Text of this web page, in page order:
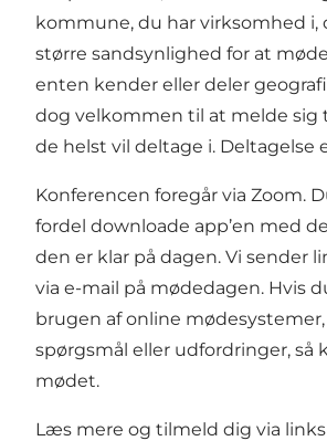
kommune, du har virksomhed i,
større sandsynlighed for at
enten kender eller deler
dog velkommen til at melde sig
de helst vil deltage i. Deltagelse
Konferencen foregår via Zoom.
fordel downloade app’en med
den er klar på dagen. Vi sender
via e-mail på mødedagen. Hvis
brugen af online
spørgsmål eller udfordringer, så
mødet.
Læs mere og tilmeld dig via